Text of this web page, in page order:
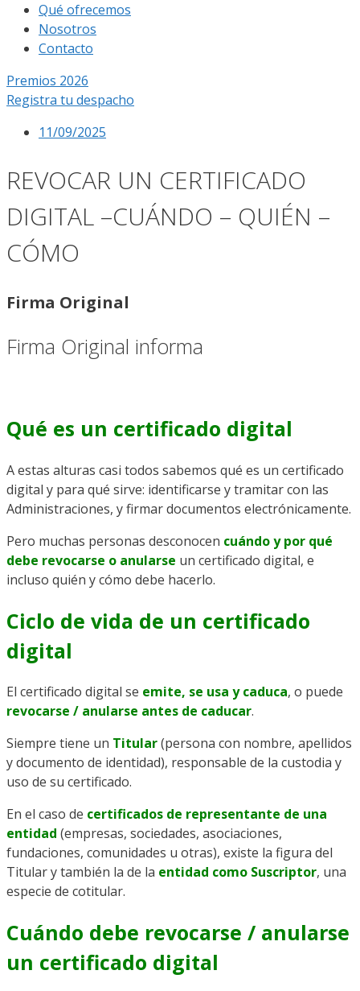
Qué ofrecemos
Nosotros
Contacto
Premios 2026
Registra tu despacho
11/09/2025
REVOCAR UN CERTIFICADO
DIGITAL –CUÁNDO – QUIÉN –
CÓMO
Firma Original
Firma Original informa
Qué es un certificado digital
A estas alturas casi todos sabemos qué es un certificado
digital y para qué sirve: identificarse y tramitar con las
Administraciones, y firmar documentos electrónicamente.
Pero muchas personas desconocen cuándo y por qué
debe revocarse o anularse un certificado digital, e
incluso quién y cómo debe hacerlo.
Ciclo de vida de un certificado
digital
El certificado digital se emite, se usa y caduca, o puede
revocarse / anularse antes de caducar.
Siempre tiene un Titular(persona con nombre, apellidos
y documento de identidad), responsable de la custodia y
uso de su certificado.
En el caso de certificados de representante de una
entidad (empresas, sociedades, asociaciones,
fundaciones, comunidades u otras), existe la figura del
Titular y también la de la entidad como Suscriptor, una
especie de cotitular.
Cuándo debe revocarse / anularse
un certificado digital